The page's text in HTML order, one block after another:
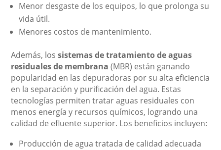
Menor desgaste de los equipos, lo que prolonga su
vida útil.
Menores costos de mantenimiento.
Además, lossistemas de tratamiento de aguas
residuales de membrana (MBR) están ganando
popularidad en las depuradoras por su alta eficiencia
en la separación y purificación del agua. Estas
tecnologías permiten tratar aguas residuales con
menos energía y recursos químicos, logrando una
calidad de efluente superior. Los beneficios incluyen:
Producción de agua tratada de calidad adecuada